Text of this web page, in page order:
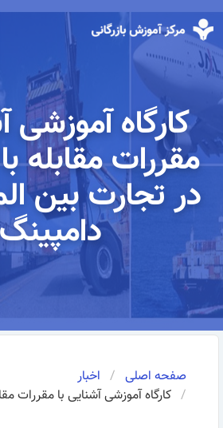
کارگاه آموزشی
مقررات مقابله
در تجارت بین
صفحه اصلی
اخبار